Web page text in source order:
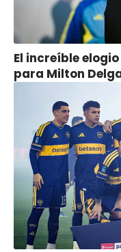
El increíble
para Milton